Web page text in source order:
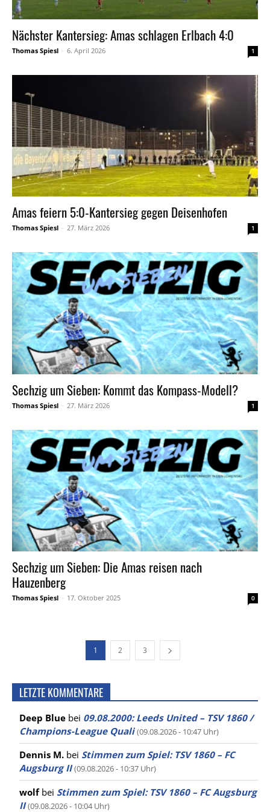
Nächster Kantersieg: Amas schlagen Erlbach 4:0
Thomas Spiesl - 6. April 2026 1
Amas feiern 5:0-Kantersieg gegen Deisenhofen
Thomas Spiesl - 27. März 2026 1
Sechzig um Sieben: Kommt das Kompass-Modell?
Thomas Spiesl - 27. März 2026 1
Sechzig um Sieben: Die Amas reisen nach
Hauzenberg
Thomas Spiesl - 17. Oktober 2025 0
1 2 3
LETZTE KOMMENTARE
Deep Blue bei 09.08.2000: Leeds United – TSV 1860 /
Champions-League Quali (09.08.2026 - 10:47 Uhr)
Dennis M. bei Stimmen zum Spiel: TSV 1860 – FC
Augsburg II (09.08.2026 - 10:37 Uhr)
wolfbei Stimmen zum Spiel: TSV 1860 – FC Augsburg
II (09.08.2026 - 10:04 Uhr)